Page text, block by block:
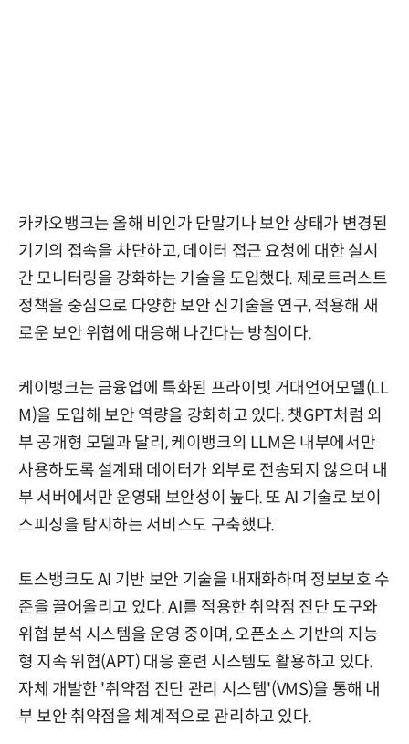
카카오뱅크는 올해 비인가 단말기나 보안 상태가 변경된
기기의 접속을 차단하고, 데이터 접근 요청에 대한 실시
간 모니터링을 강화하는 기술을 도입했다. 제로트러스트
정책을 중심으로 다양한 보안 신기술을 연구, 적용해 새
로운 보안 위협에 대응해 나간다는 방침이다.
케이뱅크는 금융업에 특화된 프라이빗 거대언어모델(LL
M)을 도입해 보안 역량을 강화하고 있다. 챗GPT처럼 외
부 공개형 모델과 달리, 케이뱅크의 LLM은 내부에서만
사용하도록 설계돼 데이터가 외부로 전송되지 않으며 내
부 서버에서만 운영돼 보안성이 높다. 또 AI 기술로 보이
스피싱을 탐지하는 서비스도 구축했다.
토스뱅크도 AI 기반 보안 기술을 내재화하며 정보보호 수
준을 끌어올리고 있다. AI를 적용한 취약점 진단 도구와
위협 분석 시스템을 운영 중이며, 오픈소스 기반의 지능
형 지속 위협(APT) 대응 훈련 시스템도 활용하고 있다.
자체 개발한 '취약점 진단 관리 시스템'(VMS)을 통해 내
부 보안 취약점을 체계적으로 관리하고 있다.